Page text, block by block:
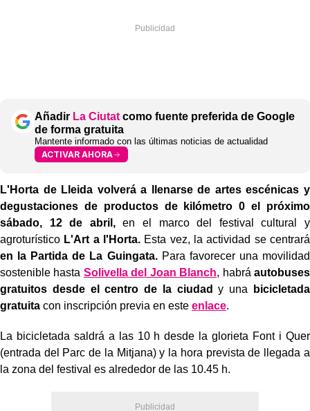
Añadir La Ciutatcomo fuente preferida de Google
de forma gratuita
Mantente informado con las últimas noticias de actualidad
ACTIVAR AHORA
L'Horta de Lleida volverá a llenarse de artes escénicas y
degustaciones de productos de kilómetro 0 el próximo
sábado, 12 de abril,en el marco del festival cultural y
agroturístico L'Art a l'Horta.Esta vez, la actividad se centrará
en la Partida de La Guingata.Para favorecer una movilidad
sostenible hasta Solivella del Joan Blanch, habrá autobuses
gratuitos desde el centro de la ciudad y una bicicletada
gratuita con inscripción previa en este enlace.
La bicicletada saldrá a las 10 h desde la glorieta Font i Quer
(entrada del Parc de la Mitjana) y la hora prevista de llegada a
la zona del festival es alrededor de las 10.45 h.